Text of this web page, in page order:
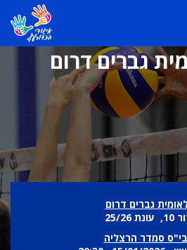
גברים דרום
גברים דרום
25/26
סמדר הרצליה